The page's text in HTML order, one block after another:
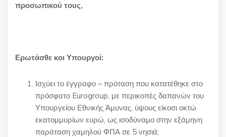
προσωπικού τους,
Ερωτάσθε κοι Υπουργοί:
Ισχύει το έγγραφο – πρόταση που κατατέθηκε στο
πρόσφατο Eurogroup, με περικοπές δαπανών του
Υπουργείου Εθνικής Άμυνας, ύψους είκοσι οκτώ
εκατομμυρίων ευρώ, ως ισοδύναμο στην εξάμηνη
παράταση χαμηλού ΦΠΑ σε 5 νησιά;